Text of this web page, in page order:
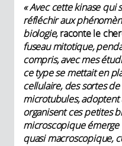
« Avec cette kinase qui
réfléchir aux
biologie,raconte le
fuseau mitotique,
compris, avec mes
ce type se mettait en
cellulaire, des sortes
microtubules,
organisent ces petites
microscopique
quasi macroscopique,